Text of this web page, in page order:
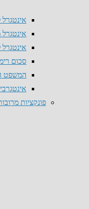
אינטגרל
סכום
המשפט
פונקציות